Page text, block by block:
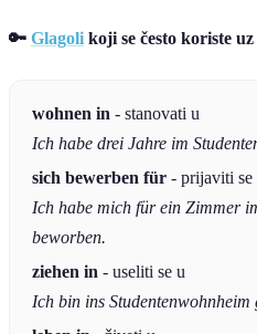
🔑 Glagoli koji se često koriste
wohnen in - stanovati u
Ich habe drei Jahre im
sich bewerben für - prijaviti se
Ich habe mich für ein Zimmer
beworben.
ziehen in - useliti se u
Ich bin ins Studentenwohnheim